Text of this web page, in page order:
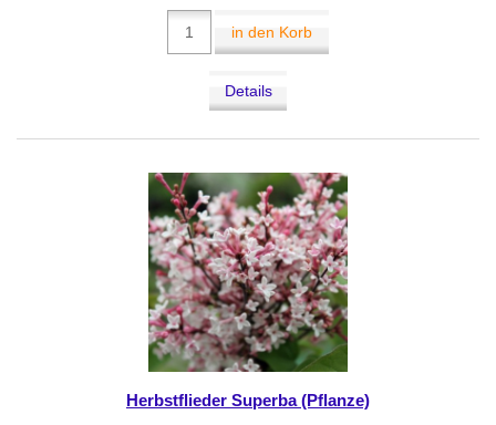
in den Korb
Details
Herbstflieder Superba (Pflanze)